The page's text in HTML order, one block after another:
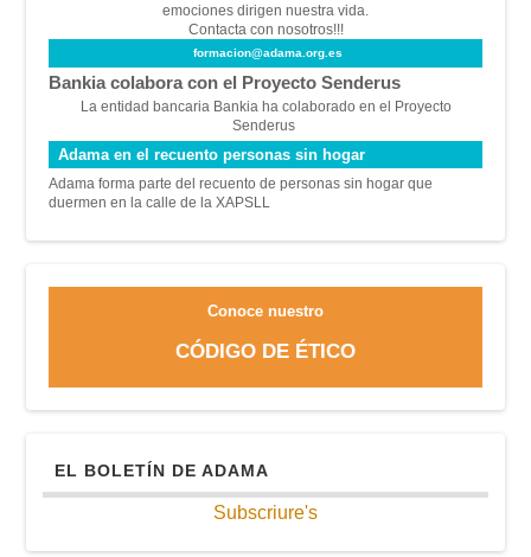
emociones dirigen nuestra vida.
Contacta con nosotros!!!
formacion@adama.org.es
Bankia colabora con el Proyecto Senderus
La entidad bancaria Bankia ha colaborado en el Proyecto
Senderus
Adama en el recuento personas sin hogar
Adama forma parte del recuento de personas sin hogar que
duermen en la calle de la XAPSLL
Conoce nuestro
CÓDIGO DE ÉTICO
EL BOLETÍN DE ADAMA
Subscriure's